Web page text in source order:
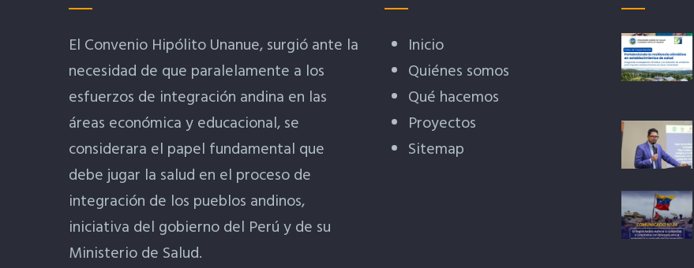
El Convenio Hipólito Unanue, surgió ante la
necesidad de que paralelamente a los
esfuerzos de integración andina en las
áreas económica y educacional, se
considerara el papel fundamental que
debe jugar la salud en el proceso de
integración de los pueblos andinos,
iniciativa del gobierno del Perú y de su
Ministerio de Salud.
Inicio
Quiénes somos
Qué hacemos
Proyectos
Sitemap